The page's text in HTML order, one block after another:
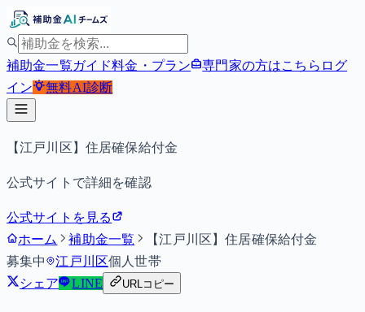
補助金一覧ガイド料金・プラン 専門家の方はこちら ログ
イン
無料AI診断
【江戸川区】住居確保給付金
公式サイトで詳細を確認
公式サイトを見る
ホーム
補助金一覧
【江戸川区】住居確保給付金
募集中
江戸川区個人世帯
シェア
LINE URLコピー